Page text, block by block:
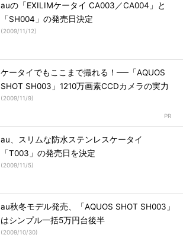
auの「EXILIMケータイ CA003／CA004」と
「SH004」の発売日決定
(2009/11/12)
ケータイでもここまで撮れる！──「AQUOS
SHOT SH003」1210万画素CCDカメラの実力
(2009/11/9)
au、スリムな防水ステンレスケータイ
「T003」の発売日を決定
(2009/11/5)
au秋冬モデル発売、「AQUOS SHOT SH003」
はシンプル一括5万円台後半
(2009/10/30)